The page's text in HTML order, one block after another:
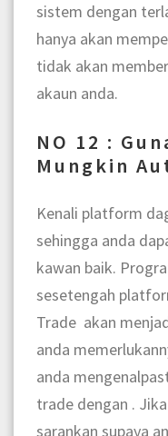
sistem dengan
hanya akan
tidak akan
akaun anda.
NO 12 :
Mungkin
Kenali platform
sehingga anda
kawan baik.
sesetengah
Trade akan
anda
anda
trade dengan .
sarankan supaya